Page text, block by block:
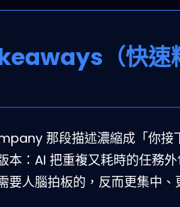
（快速
那段描述濃縮成「你接
本：AI 把重複又耗時的任務
要人腦拍板的，反而更集中、